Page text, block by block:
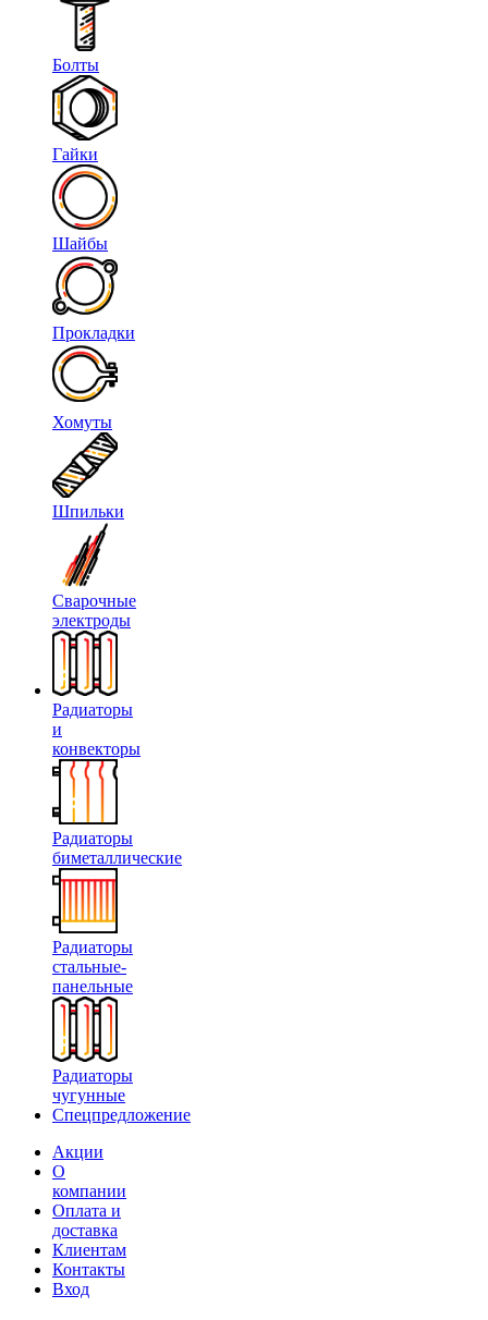
Болты
Гайки
Шайбы
Прокладки
Хомуты
Шпильки
Сварочные
электроды
Радиаторы
и
конвекторы
Радиаторы
биметаллические
Радиаторы
стальные-
панельные
Радиаторы
чугунные
Спецпредложение
Акции
О
компании
Оплата и
доставка
Клиентам
Контакты
Вход